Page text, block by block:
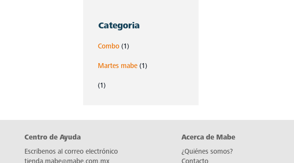
Categoria
Combo (1)
Martes mabe (1)
(1)
Centro de Ayuda
Escríbenos al correo electrónico
tienda.mabe@mabe.com.mx
Acerca de Mabe
¿Quiénes somos?
Contacto